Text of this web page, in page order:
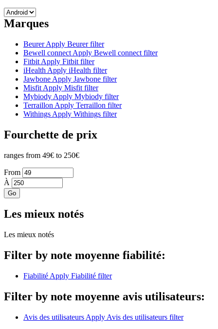
Marques
BeurerApply Beurer filter
Bewell connect Apply Bewell connect filter
Fitbit Apply Fitbit filter
iHealth Apply iHealth filter
Jawbone Apply Jawbone filter
Misfit Apply Misfit filter
Mybiody Apply Mybiody filter
Terraillon Apply Terraillon filter
Withings Apply Withings filter
Fourchette de prix
ranges from 49€ to 250€
From
À
Les mieux notés
Les mieux notés
Filter by note moyenne fiabilité:
Fiabilité Apply Fiabilité filter
Filter by note moyenne avis utilisateurs:
Avis des utilisateurs Apply Avis des utilisateurs filter